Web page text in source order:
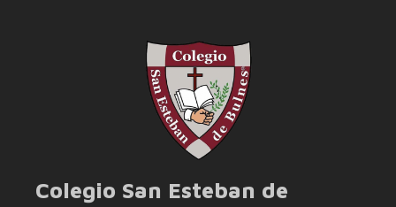
Colegio San Esteban de